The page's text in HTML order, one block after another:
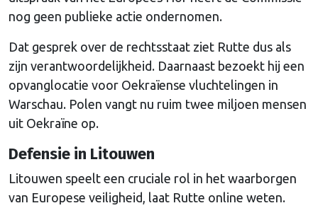
nog geen publieke actie ondernomen.
Dat gesprek over de rechtsstaat ziet Rutte dus als
zijn verantwoordelijkheid. Daarnaast bezoekt hij een
opvanglocatie voor Oekraïense vluchtelingen in
Warschau. Polen vangt nu ruim twee miljoen mensen
uit Oekraïne op.
Defensie in Litouwen
Litouwen speelt een cruciale rol in het waarborgen
van Europese veiligheid, laat Rutte online weten.